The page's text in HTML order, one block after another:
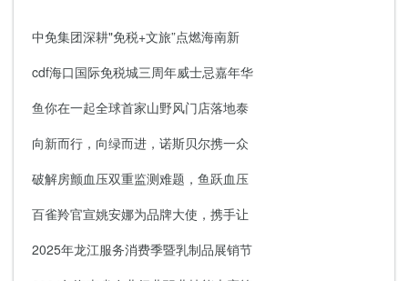
中免集团深耕"免税+文旅”点燃海南新
cdf海口国际免税城三周年威士忌嘉年华
鱼你在一起全球首家山野风门店落地泰
向新而行，向绿而进，诺斯贝尔携一众
破解房颤血压双重监测难题，鱼跃血压
百雀羚官宣姚安娜为品牌大使，携手让
2025年龙江服务消费季暨乳制品展销节